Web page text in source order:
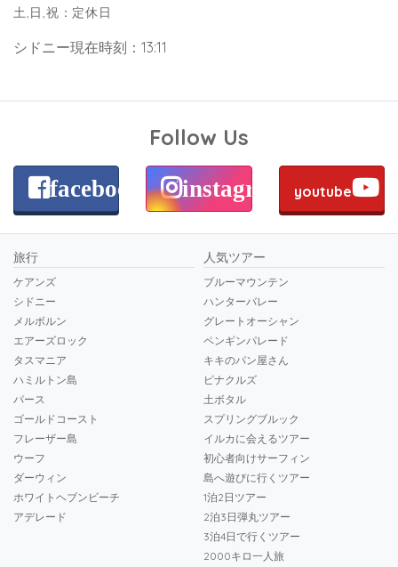
土,日,祝：定休日
シドニー現在時刻：13:11
Follow Us
facebook instagram youtube
旅行
ケアンズ
シドニー
メルボルン
エアーズロック
タスマニア
ハミルトン島
パース
ゴールドコースト
フレーザー島
ウーフ
ダーウィン
ホワイトヘブンビーチ
アデレード
人気ツアー
ブルーマウンテン
ハンターバレー
グレートオーシャン
ペンギンパレード
キキのパン屋さん
ピナクルズ
土ボタル
スプリングブルック
イルカに会えるツアー
初心者向けサーフィン
島へ遊びに行くツアー
1泊2日ツアー
2泊3日弾丸ツアー
3泊4日で行くツアー
2000キロ一人旅